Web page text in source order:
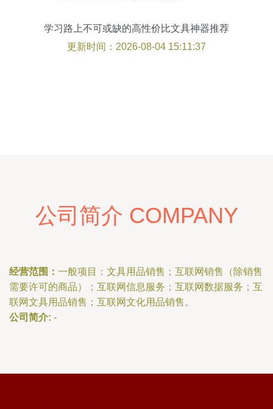
学习路上不可或缺的高性价比文具神器推荐
更新时间：2026-08-04 15:11:37
公司简介 COMPANY
经营范围： 一般项目：文具用品销售；互联网销售（除销售
需要许可的商品）；互联网信息服务；互联网数据服务；互
联网文具用品销售；互联网文化用品销售。
公司简介: -